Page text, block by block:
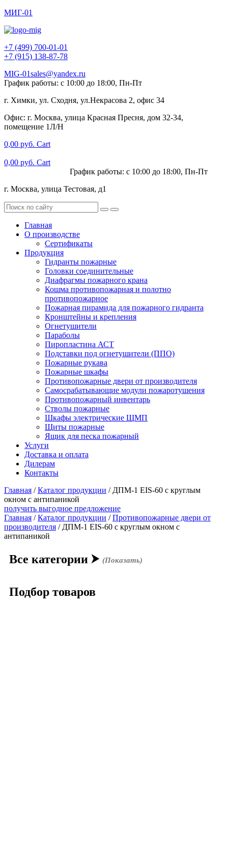
МИГ-01
+7 (499) 700-01-01
+7 (915) 138-87-78
MIG-01sales@yandex.ru
График работы: с 10:00 до 18:00, Пн-Пт
г. Химки, ул. Сходня, ул.Некрасова 2, офис 34
Офис: г. Москва, улица Красная Пресня, дом 32-34,
помещение 1Л/Н
0,00 руб. Cart
0,00 руб. Cart
График работы: с 10:00 до 18:00, Пн-Пт
г. Москва, улица Тестовая, д1
Главная
О производстве
Сертификаты
Продукция
Гидранты пожарные
Головки соединительные
Диафрагмы пожарного крана
Кошма противопожарная и полотно
противопожарное
Пожарная пирамида для пожарного гидранта
Кронштейны и крепления
Огнетушители
Параболы
Пиропластина АСТ
Подставки под огнетушители (ППО)
Пожарные рукава
Пожарные шкафы
Противопожарные двери от производителя
Самосрабатывающие модули пожаротушения
Противопожарный инвентарь
Стволы пожарные
Шкафы электрические ЩМП
Щиты пожарные
Ящик для песка пожарный
Услуги
Доставка и оплата
Дилерам
Контакты
Главная /Каталог продукции / ДПМ-1 EIS-60 с круглым
окном с антипаникой
получить выгодное предложение
Главная /Каталог продукции /Противопожарные двери от
производителя / ДПМ-1 EIS-60 с круглым окном с
антипаникой
Все категории ⮞ (Показать)
Подбор товаров